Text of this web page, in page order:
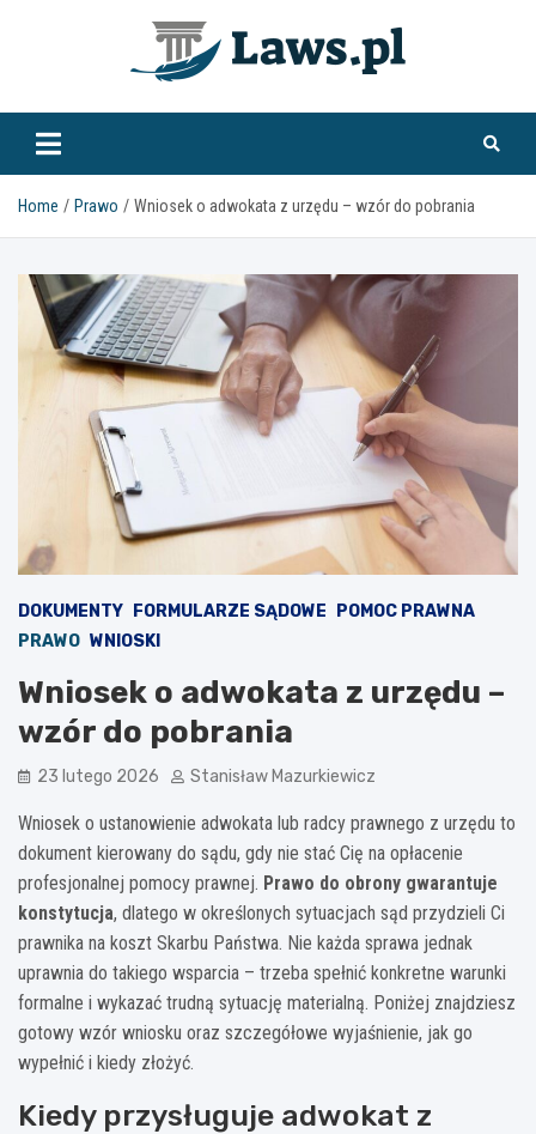
www.laws.pl
Home Prawo Wniosek o adwokata z urzędu – wzór do pobrania
DOKUMENTY FORMULARZE SĄDOWE
POMOC PRAWNA
PRAWO WNIOSKI
Wniosek o adwokata z urzędu –
wzór do pobrania
23 lutego 2026 Stanisław Mazurkiewicz
Wniosek o ustanowienie adwokata lub radcy prawnego z urzędu to
dokument kierowany do sądu, gdy nie stać Cię na opłacenie
profesjonalnej pomocy prawnej. Prawo do obrony gwarantuje
konstytucja, dlatego w określonych sytuacjach sąd przydzieli Ci
prawnika na koszt Skarbu Państwa. Nie każda sprawa jednak
uprawnia do takiego wsparcia – trzeba spełnić konkretne warunki
formalne i wykazać trudną sytuację materialną. Poniżej znajdziesz
gotowy wzór wniosku oraz szczegółowe wyjaśnienie, jak go
wypełnić i kiedy złożyć.
Kiedy przysługuje adwokat z